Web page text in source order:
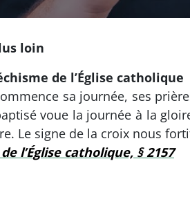
loin
de l’Église catholique
sa journée, ses
voue la journée à la
Le signe de la croix nous
l’Église catholique, § 2157